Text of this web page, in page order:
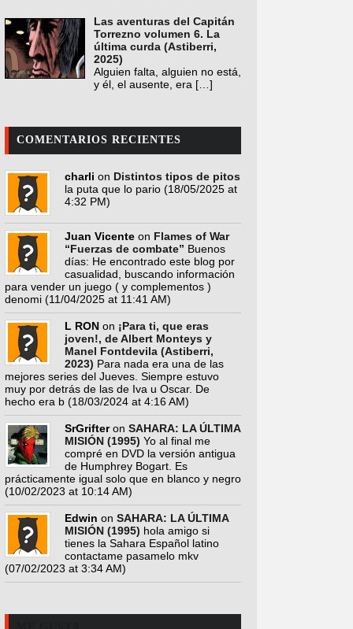
Las aventuras del Capitán
Torrezno volumen 6. La
última curda (Astiberri,
2025)
Alguien falta, alguien no está,
y él, el ausente, era […]
COMENTARIOS RECIENTES
charli on Distintos tipos de pitos
la puta que lo pario (18/05/2025 at
4:32 PM)
Juan Vicente on Flames of War
“Fuerzas de combate” Buenos
días: He encontrado este blog por
casualidad, buscando información
para vender un juego ( y complementos )
denomi (11/04/2025 at 11:41 AM)
L RON on ¡Para ti, que eras
joven!, de Albert Monteys y
Manel Fontdevila (Astiberri,
2023) Para nada era una de las
mejores series del Jueves. Siempre estuvo
muy por detrás de las de Iva u Oscar. De
hecho era b (18/03/2024 at 4:16 AM)
SrGrifteron SAHARA: LA ÚLTIMA
MISIÓN (1995) Yo al final me
compré en DVD la versión antigua
de Humphrey Bogart. Es
prácticamente igual solo que en blanco y negro
(10/02/2023 at 10:14 AM)
Edwin on SAHARA: LA ÚLTIMA
MISIÓN (1995) hola amigo si
tienes la Sahara Español latino
contactame pasamelo mkv
(07/02/2023 at 3:34 AM)